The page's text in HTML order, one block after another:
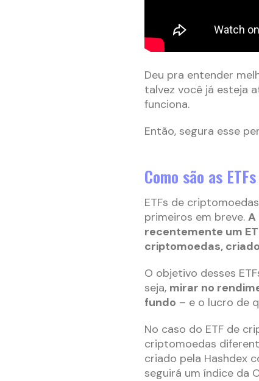
Deu pra entender
talvez você já esteja
funciona.
Então, segura esse
Como são as
ETFs de
primeiros em breve. A
recentemente um
criptomoedas,
O objetivo desses
seja, mirar no
fundo – e o lucro de
No caso do ETF de
criptomoedas
criado pela Hashdex
seguirá um índice da